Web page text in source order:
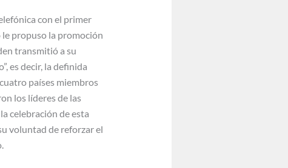
con el primer
propuso la promoción
transmitió a su
es decir, la definida
países miembros
los líderes de las
celebración de esta
voluntad de reforzar el